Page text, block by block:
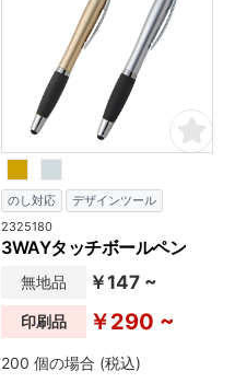
い時のお配り品にも最適で
のし対応 デザインツール
2325180
3WAYタッチボールペン
無地品 ￥147 ~
印刷品 ￥290 ~
200 個の場合 (税込)